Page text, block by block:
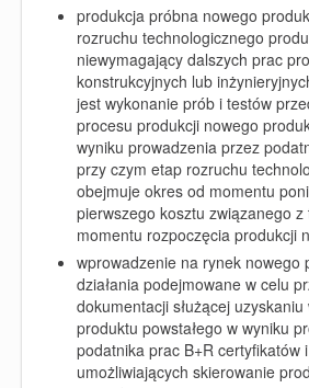
produkcja próbna nowego
rozruchu technologicznego
niewymagający dalszych prac
konstrukcyjnych lub
jest wykonanie prób i testów
procesu produkcji nowego
wyniku prowadzenia przez
przy czym etap rozruchu
obejmuje okres od momentu
pierwszego kosztu związanego
momentu rozpoczęcia produkcji
wprowadzenie na rynek nowego
działania podejmowane w celu
dokumentacji służącej
produktu powstałego w wyniku
podatnika prac B+R certyfikatów
umożliwiających skierowanie